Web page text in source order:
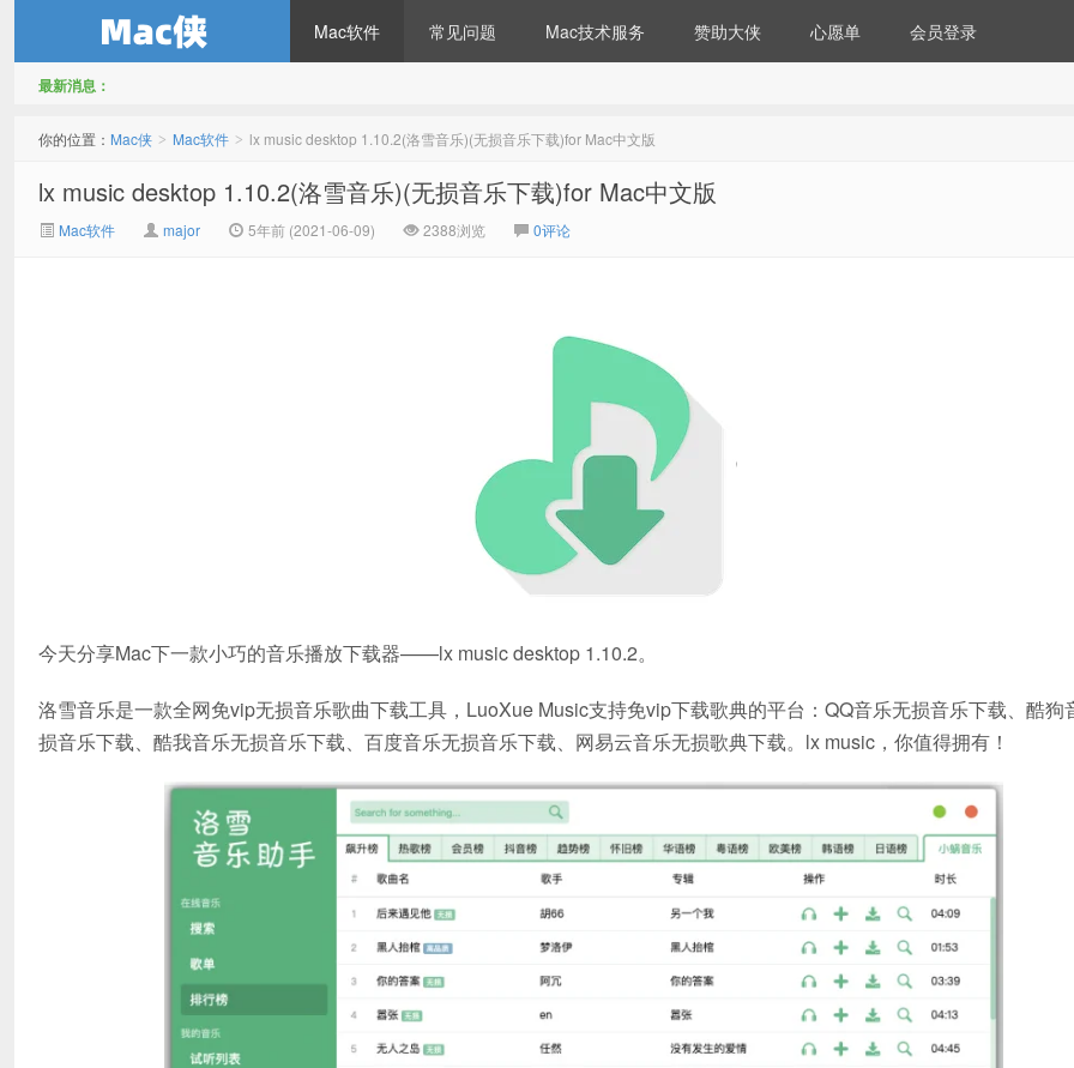
Mac软件 常见问题 Mac技术服务 赞助大侠 心愿单 会员登录
最新消息：
你的位置： Mac侠 > Mac软件 > lx music desktop 1.10.2(洛雪音乐)(无损音乐下载)for Mac中文版
lx music desktop 1.10.2(洛雪音乐)(无损音乐下载)for Mac中文版
Mac软件 major 5年前 (2021-06-09) 2388浏览 0评论
今天分享Mac下一款小巧的音乐播放下载器——lx music desktop 1.10.2。
洛雪音乐是一款全网免vip无损音乐歌曲下载工具，LuoXue Music支持免vip下载歌典的平台：QQ音乐无损音乐下载、酷狗
损音乐下载、酷我音乐无损音乐下载、百度音乐无损音乐下载、网易云音乐无损歌典下载。lx music，你值得拥有！